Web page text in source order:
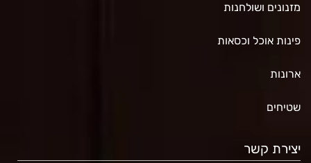
מזנונים ושולחנות
פינות אוכל וכסאות
ארונות
שטיחים
יצירת קשר